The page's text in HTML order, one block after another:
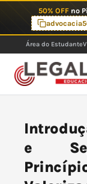
o
conteúdo
50% OFFno
Área do Estudante
e